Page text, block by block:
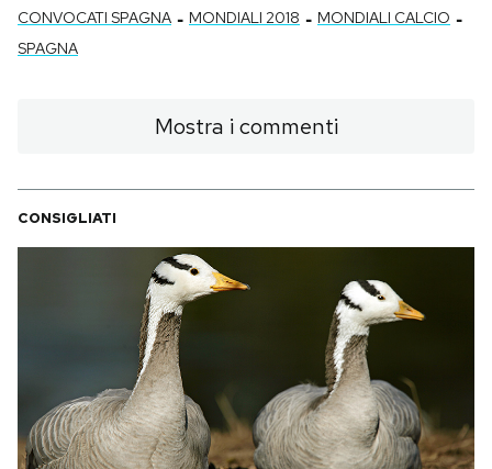
CONVOCATI SPAGNA - MONDIALI 2018 - MONDIALI CALCIO -
SPAGNA
Mostra i commenti
CONSIGLIATI